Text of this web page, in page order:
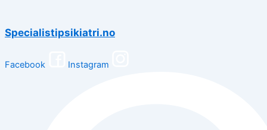
Specialistipsikiatri.no
Facebook Instagram